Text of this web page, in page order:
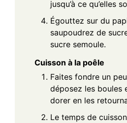
jusqu’à ce qu’elles
Égouttez sur du
saupoudrez de
sucre semoule.
Cuisson à la poêle
Faites fondre un
déposez les boules
dorer en les
Le temps de